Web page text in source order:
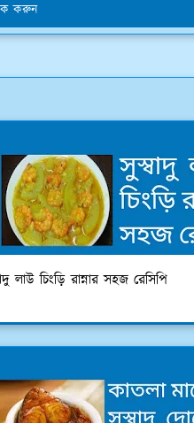
করুন
লাউ চিংড়ি রান্নার সহজ রেসিপি